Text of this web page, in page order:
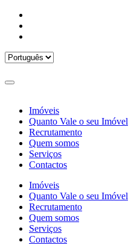
Imóveis
Quanto Vale o seu Imóvel
Recrutamento
Quem somos
Serviços
Contactos
Imóveis
Quanto Vale o seu Imóvel
Recrutamento
Quem somos
Serviços
Contactos